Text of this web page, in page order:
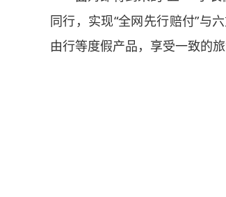
同行，实现“全网先行赔付”与
由行等度假产品，享受一致的